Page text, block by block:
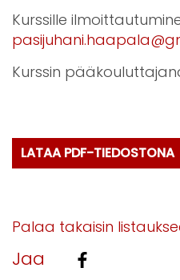
Kurssille
Kurssin
LATAA PDF-TIEDOSTONA
Palaa takaisin
Jaa